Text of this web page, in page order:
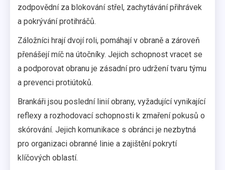
zodpovědní za blokování střel, zachytávání přihrávek
a pokrývání protihráčů.
Záložníci hrají dvojí roli, pomáhají v obraně a zároveň
přenášejí míč na útočníky. Jejich schopnost vracet se
a podporovat obranu je zásadní pro udržení tvaru týmu
a prevenci protiútoků.
Brankáři jsou poslední linií obrany, vyžadující vynikající
reflexy a rozhodovací schopnosti k zmaření pokusů o
skórování. Jejich komunikace s obránci je nezbytná
pro organizaci obranné linie a zajištění pokrytí
klíčových oblastí.